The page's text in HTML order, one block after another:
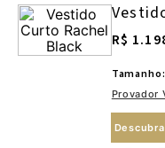
R$
Tamanho:
Provador